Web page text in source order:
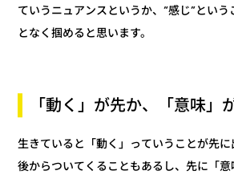
ていうニュアンスというか、“感じ”とい
となく掴めると思います。
「動く」が先か、「意味」
生きていると「動く」っていうことが先
後からついてくることもあるし、先に「